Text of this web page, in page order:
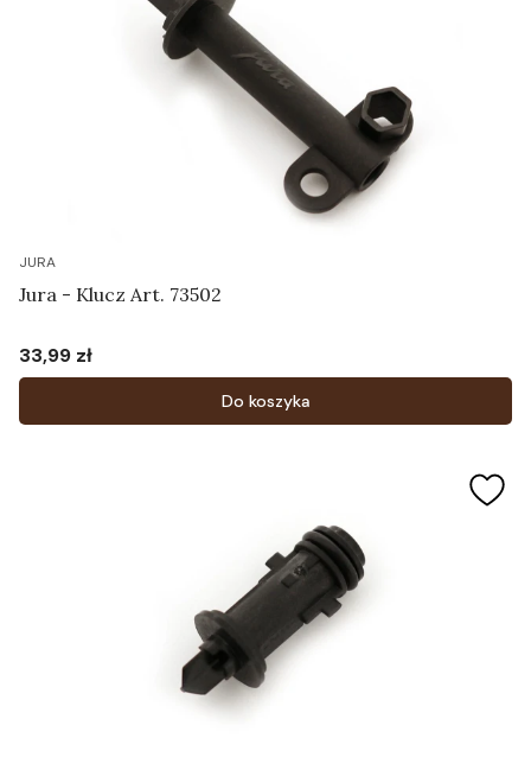
JURA
Jura - Klucz Art. 73502
Cena
33,99 zł
Do koszyka